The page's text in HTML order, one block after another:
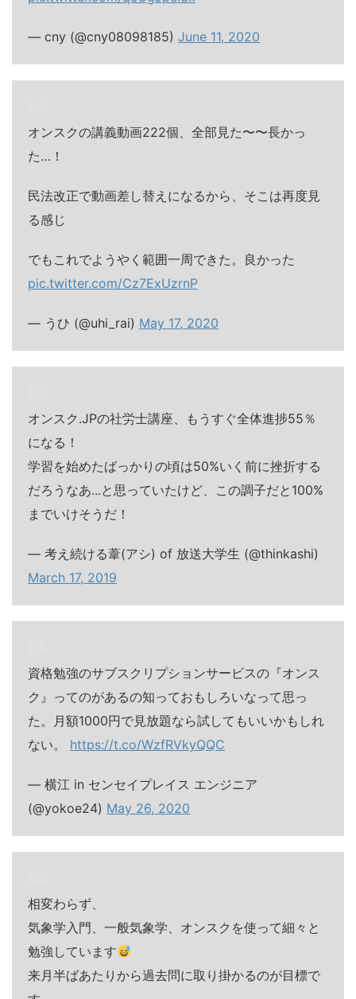
— cny (@cny08098185) June 11, 2020
オンスクの講義動画222個、全部見た〜〜長かっ
た…！
民法改正で動画差し替えになるから、そこは再度見
る感じ
でもこれでようやく範囲一周できた。良かった
pic.twitter.com/Cz7ExUzrnP
— うひ (@uhi_rai) May 17, 2020
オンスク.JPの社労士講座、もうすぐ全体進捗55％
になる！
学習を始めたばっかりの頃は50%いく前に挫折する
だろうなあ...と思っていたけど、この調子だと100%
までいけそうだ！
— 考え続ける葦(アシ) of 放送大学生 (@thinkashi)
March 17, 2019
資格勉強のサブスクリプションサービスの『オンス
ク』ってのがあるの知っておもしろいなって思っ
た。月額1000円で見放題なら試してもいいかもしれ
ない。 https://t.co/WzfRVkyQQC
— 横江 in センセイプレイス エンジニア
(@yokoe24) May 26, 2020
相変わらず、
気象学入門、一般気象学、オンスクを使って細々と
勉強しています
来月半ばあたりから過去問に取り掛かるのが目標で